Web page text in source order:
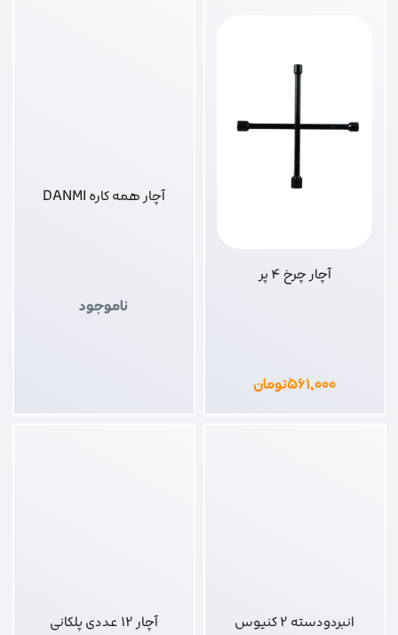
آچار چرخ 4 پر
۵۶۱,۰۰۰تومان
آچار همه کاره DANMI
ناموجود
انبردودسته 2 کنیوس آچار 12 عددی پلکانی